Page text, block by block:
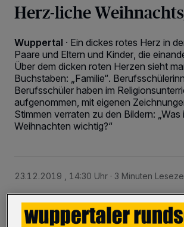
Herz-liche
Wuppertal · Ein dickes rotes Herz in
Paare und Eltern und Kinder, die
Über dem dicken roten Herzen sieht
Buchstaben: „Familie“.
Berufsschüler haben im
aufgenommen, mit eigenen
Stimmen verraten zu den Bildern: „Was
Weihnachten wichtig?“
23.12.2019 , 14:30 Uhr 3 Minuten